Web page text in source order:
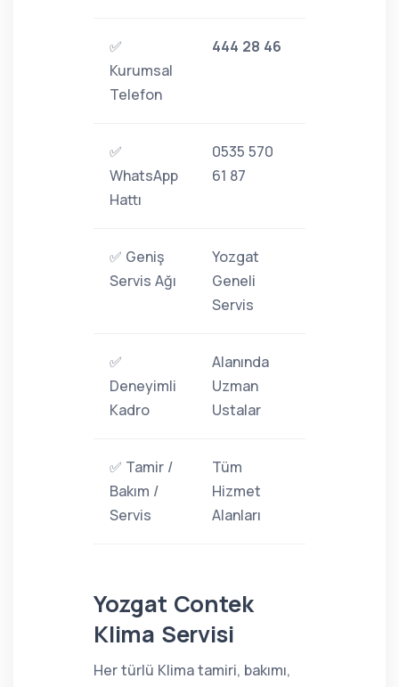
✅
Kurumsal
Telefon
444 28 46
✅
WhatsApp
Hattı
0535 570
61 87
✅ Geniş
Servis Ağı
Yozgat
Geneli
Servis
✅
Deneyimli
Kadro
Alanında
Uzman
Ustalar
✅ Tamir /
Bakım /
Servis
Tüm
Hizmet
Alanları
Yozgat Contek
Klima Servisi
Her türlü Klima tamiri, bakımı,